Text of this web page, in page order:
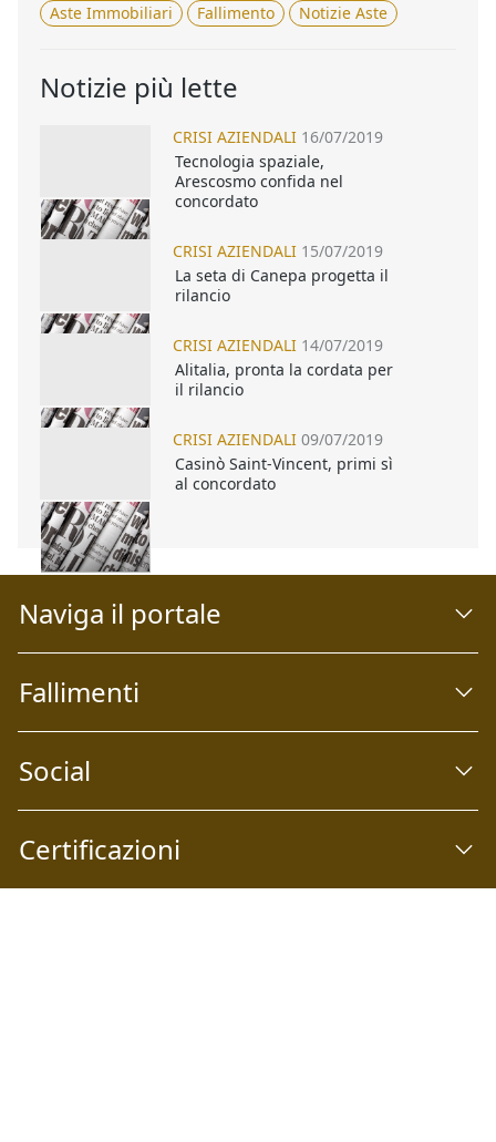
Aste Immobiliari
Fallimento Notizie Aste
Notizie più lette
CRISI AZIENDALI 16/07/2019
Tecnologia spaziale,
Arescosmo confida nel
concordato
CRISI AZIENDALI 15/07/2019
La seta di Canepa progetta il
rilancio
CRISI AZIENDALI 14/07/2019
Alitalia, pronta la cordata per
il rilancio
CRISI AZIENDALI 09/07/2019
Casinò Saint-Vincent, primi sì
al concordato
Naviga il portale
Fallimenti
Social
Certificazioni